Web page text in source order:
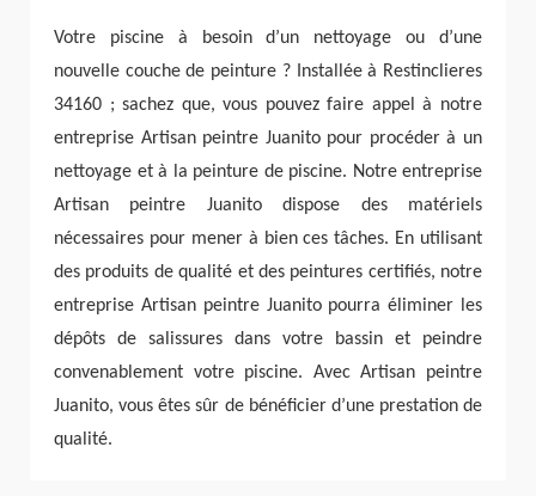
Votre piscine à besoin d’un nettoyage ou d’une
nouvelle couche de peinture ? Installée à Restinclieres
34160 ; sachez que, vous pouvez faire appel à notre
entreprise Artisan peintre Juanito pour procéder à un
nettoyage et à la peinture de piscine. Notre entreprise
Artisan peintre Juanito dispose des matériels
nécessaires pour mener à bien ces tâches. En utilisant
des produits de qualité et des peintures certifiés, notre
entreprise Artisan peintre Juanito pourra éliminer les
dépôts de salissures dans votre bassin et peindre
convenablement votre piscine. Avec Artisan peintre
Juanito, vous êtes sûr de bénéficier d’une prestation de
qualité.